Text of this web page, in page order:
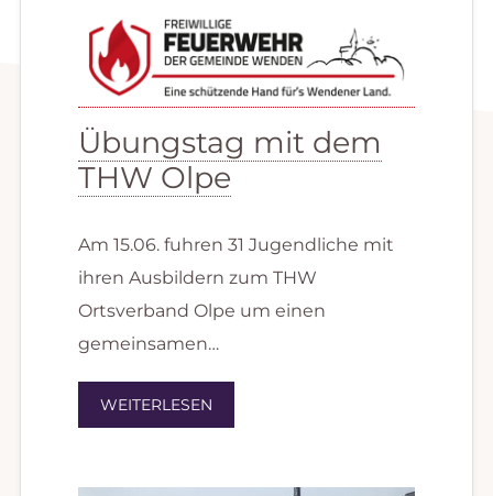
Übungstag mit dem
THW Olpe
Am 15.06. fuhren 31 Jugendliche mit
ihren Ausbildern zum THW
Ortsverband Olpe um einen
gemeinsamen…
WEITERLESEN